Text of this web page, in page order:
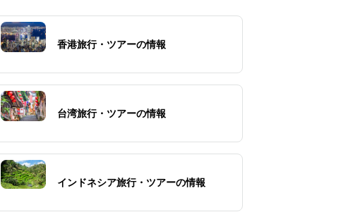
香港旅行・ツアーの情報
台湾旅行・ツアーの情報
インドネシア旅行・ツアーの情報